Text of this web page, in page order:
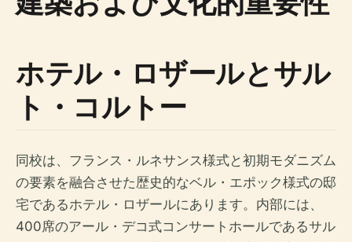
ホテル・ロザールとサル
ト・コルトー
同校は、フランス・ルネサンス様式と初期モダニズム
の要素を融合させた歴史的なベル・エポック様式の邸
宅であるホテル・ロザールにあります。内部には、
400席のアール・デコ式コンサートホールであるサル